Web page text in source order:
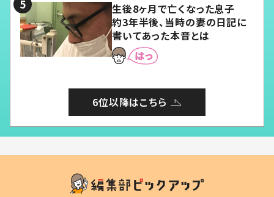
生後8ヶ月で亡くなった息子
約3年半後、当時の妻の日記に
書いてあった本音とは
6位以降はこちら